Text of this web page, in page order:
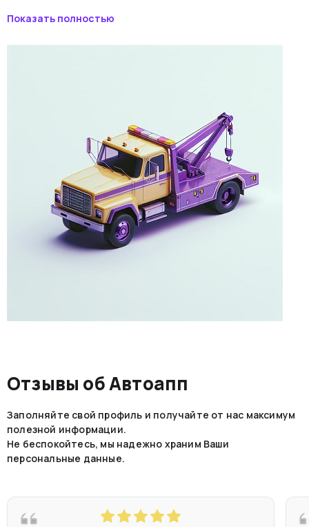
высококачественную услугу по самым низким ценам. У
территорию Внуково и соседних районов,
обеспечивая оперативную помощь, независимо от
вашего местоположения.
Показать полностью
Отзывы об Автоапп
Заполняйте свой профиль и получайте от нас максимум
полезной информации.
Не беспокойтесь, мы надежно храним Ваши
персональные данные.